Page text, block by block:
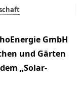
GmbH
und Gärten
„Solar-